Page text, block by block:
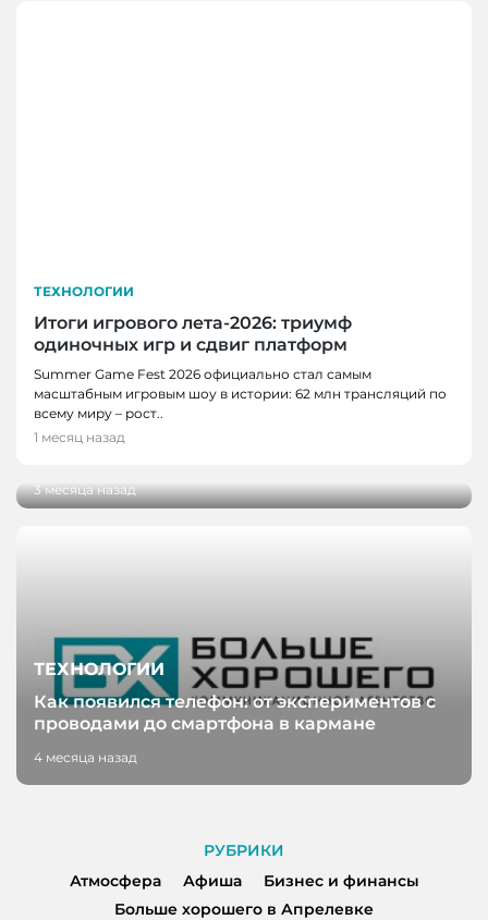
ТЕХНОЛОГИИ
Итоги игрового лета-2026: триумф
одиночных игр и сдвиг платформ
Summer Game Fest 2026 официально стал самым
масштабным игровым шоу в истории: 62 млн трансляций по
всему миру – рост..
1 месяц назад
НОВОСТИ, НОВОСТИ КЕМЕРОВО,
ТЕХНОЛОГИИ
Разработку кузбасских ученых внедрили на
производстве антибактериального
3 месяца назад
ТЕХНОЛОГИИ
Как появился телефон: от экспериментов с
проводами до смартфона в кармане
4 месяца назад
РУБРИКИ
Атмосфера
Афиша
Бизнес и финансы
Больше хорошего в Апрелевке